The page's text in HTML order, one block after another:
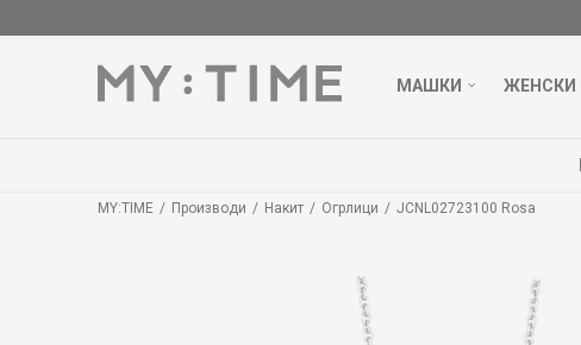
МАШКИ ЖЕНСКИ
MY:TIME Производи Накит Огрлици JCNL02723100 Rosa